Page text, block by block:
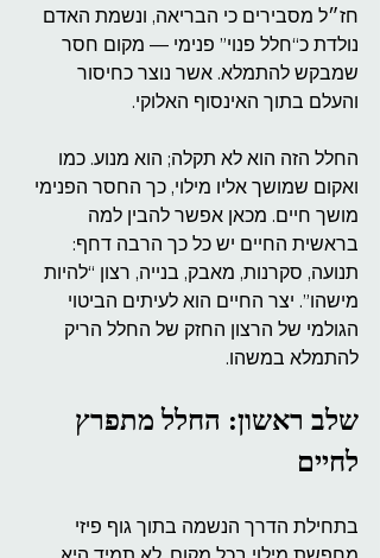
חז״ל מסבירים כי הבריאה, ונשמת האדם
נולדת כ“חלל פנוי” פנימי — מקום חסר
שמבקש להתמלא. אשר נוצר כחיסור
והעלם בתוך האינסוף האלוקי.
החלל הזה הוא לא תקלה; הוא מנוע. כמו
ואקום שמושך אליו מילוי, כך החסר הפנימי
מושך חיים. מכאן אפשר להבין למה
בראשית החיים יש כל כך הרבה דחף:
תנועה, סקרנות, מאבק, בנייה, רצון “להיות
מישהו”. יצר החיים הוא לעיתים הביטוי
הגולמי של הרצון החזק של החלל הריק
להתמלא במשהו.
שלב ראשון: החלל מתפרץ
לחיים
בתחילת הדרך הנשמה בתוך גוף פיזי